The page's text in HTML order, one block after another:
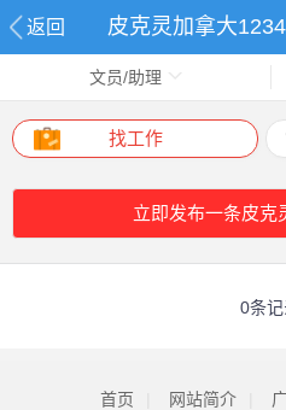
返回 皮克灵加拿大
文员/助理
找工作
立即发布一条皮克
0条
首页 网站简介